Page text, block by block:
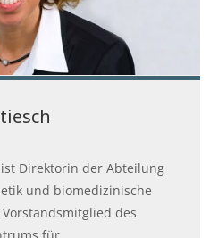
Direktorin der Abteilung
und biomedizinische
des